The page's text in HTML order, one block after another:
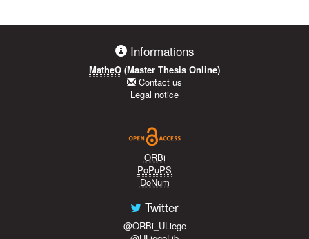
Informations
MatheO (Master Thesis Online)
Contact us
Legal notice
ORBi
PoPuPS
DoNum
Twitter
@ORBi_ULiege